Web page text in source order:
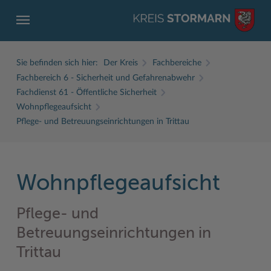
Ämter, Einrichtungen
Bürgerportal Stormarn ↗
Führerscheine
Formulare & Dokumente
Amtliche Bekanntmachungen
Ausschreibungen
Baustellen in Stormarn
Bildungskommune
Fachbereiche
Interessantes in und aus Stormarn
Kreis Stormarn Porträt
Kreiskarte
Ausbildung beim Kreis Stormarn
Der Kreis als Arbeitgeber
Ihre Bewerbung
Initiativbewerbungen Verwaltung
Beruf und Familie im Hansebelt
Branchenverzeichnis
EG-Dienstleistungsrichtlinie (EG-DLRL)
Handwerk für nachhaltiges Wirtschaften
BahnRadWege
Frei- und Hallenbäder
Herrenhäuser
Kultur
Sie befinden sich hier: Der Kreis
Fachbereiche
Fachbereich 6 - Sicherheit und Gefahrenabwehr
Fachdienst 61 - Öffentliche Sicherheit
Wohnpflegeaufsicht
Pflege- und Betreuungseinrichtungen in Trittau
Wohnpflegeaufsicht
Pflege- und
Betreuungseinrichtungen in
Trittau